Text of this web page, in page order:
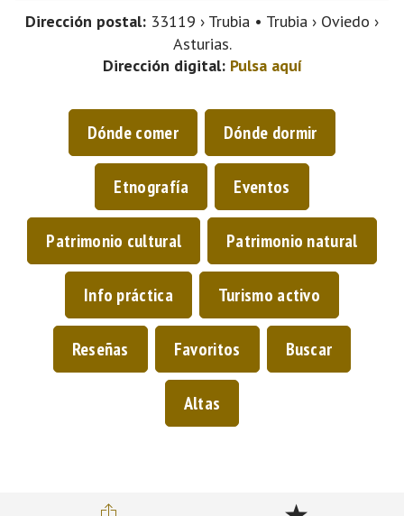
Dirección postal: 33119 › Trubia • Trubia › Oviedo ›
Asturias.
Dirección digital: Pulsa aquí
Dónde comer Dónde dormir
Etnografía Eventos
Patrimonio cultural Patrimonio natural
Info práctica Turismo activo
Reseñas Favoritos Buscar
Altas